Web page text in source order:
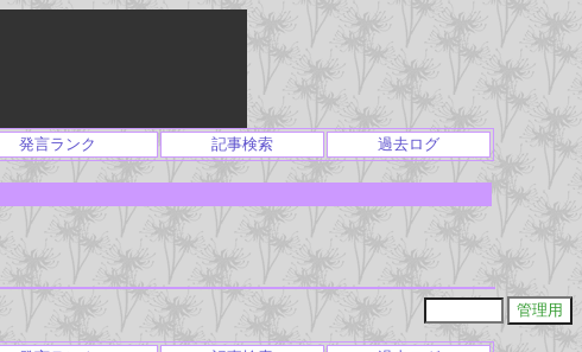
発言ランク 記事検索 過去ログ